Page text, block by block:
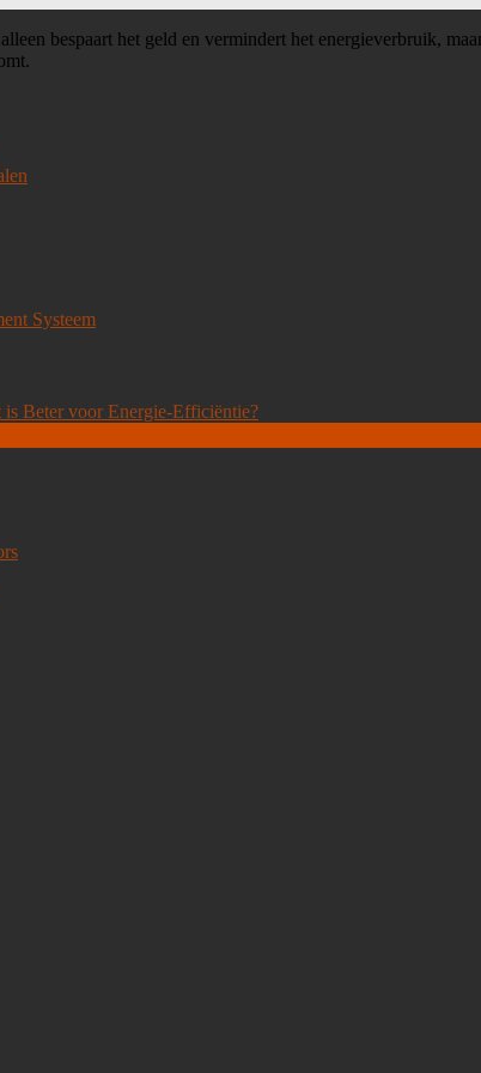
bespaart het geld en vermindert het energieverbruik,
Systeem
Beter voor Energie-Efficiëntie?